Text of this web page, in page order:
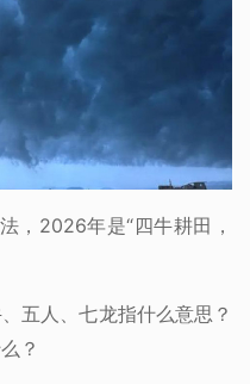
，2026年是“四牛耕田，
五人、七龙指什么意思？
？